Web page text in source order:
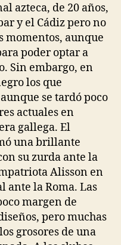
azteca, de 20 años,
y el Cádiz pero no
momentos, aunque
poder optar a
Sin embargo, en
los que
se tardó poco
actuales en
gallega. El
una brillante
su zurda ante la
Alisson en
ante la Roma. Las
margen de
pero muchas
grosores de una